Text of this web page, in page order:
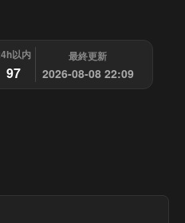
以内
97
最終更新
2026-08-08 22:09